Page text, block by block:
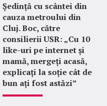
Ședință cu scântei din
cauza metroului din
Cluj. Boc, către
consilierii USR: „Cu 10
like-uri pe internet și
mamă, mergeți acasă,
explicați la soție cât de
bun ați fost astăzi”